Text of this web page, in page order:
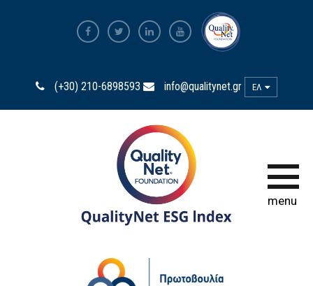
ESG Index 2025
ESG Index 2024
ESG Index 2023
ESG Index 2022
ESG Index 2020
ΤΡΟΠΟΣ ΣΥΜΜΕΤΟΧΗΣ
(+30) 210-6898593 info@qualitynet.gr ΕΛ
menu